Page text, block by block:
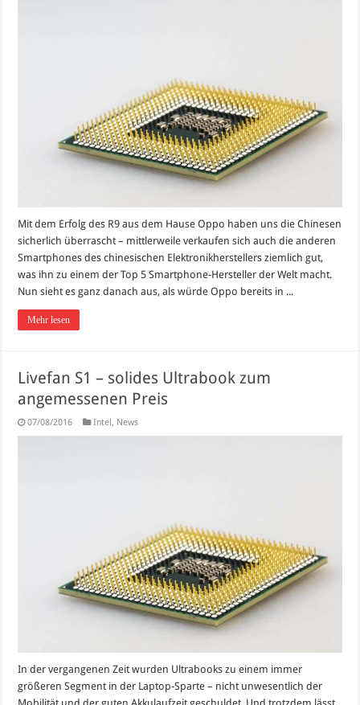
Mit dem Erfolg des R9 aus dem Hause Oppo haben uns die Chinesen
sicherlich überrascht – mittlerweile verkaufen sich auch die anderen
Smartphones des chinesischen Elektronikherstellers ziemlich gut,
was ihn zu einem der Top 5 Smartphone-Hersteller der Welt macht.
Nun sieht es ganz danach aus, als würde Oppo bereits in ...
Mehr lesen
Livefan S1 – solides Ultrabook zum
angemessenen Preis
07/08/2016 Intel, News
In der vergangenen Zeit wurden Ultrabooks zu einem immer
größeren Segment in der Laptop-Sparte – nicht unwesentlich der